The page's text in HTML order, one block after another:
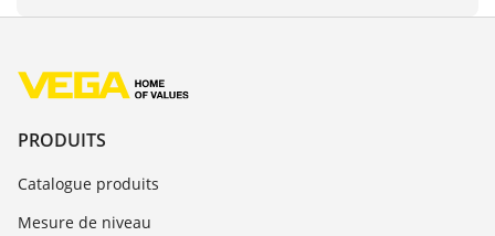
PRODUITS
Catalogue produits
Mesure de niveau